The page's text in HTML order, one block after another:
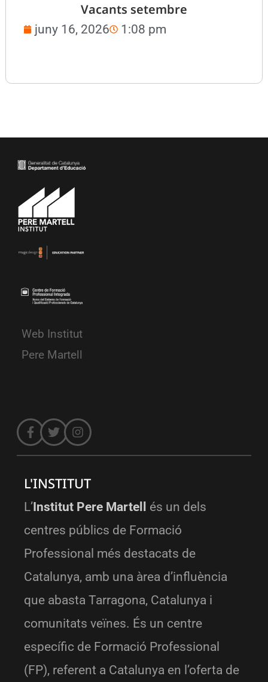
Vacants setembre
juny 16, 2026 1:08 pm
Web Institut
Pere Martell
L'INSTITUT
L’Institut Pere Martell
és un dels
centres públics de Formació
Professional més destacats de
Catalunya, amb una àrea d’influència
que abasta Tarragona, Catalunya i
comunitats veïnes. És un centre
específic de Formació Professional
(FP), referent a Catalunya en l’oferta de